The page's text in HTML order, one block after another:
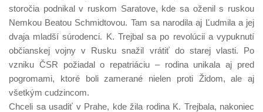
storočia podnikal v ruskom Saratove, kde sa oženil s ruskou
Nemkou Beatou Schmidtovou. Tam sa narodila aj Ľudmila a jej
dvaja mladší súrodenci. K. Trejbal sa po revolúcii a vypuknutí
občianskej vojny v Rusku snažil vrátiť do starej vlasti. Po
vzniku ČSR požiadal o repatriáciu – rodina unikala aj pred
pogromami, ktoré boli zamerané nielen proti Židom, ale aj
všetkým cudzincom.
Chceli sa usadiť v Prahe, kde žila rodina K. Trejbala, nakoniec